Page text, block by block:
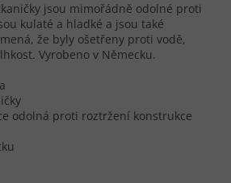
jsou mimořádně odolné proti
kulaté a hladké a jsou také
že byly ošetřeny proti vodě,
Vyrobeno v Německu.
odolná proti roztržení konstrukce